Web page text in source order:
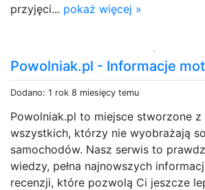
przyjęci... pokaż więcej »
Powolniak.pl - Informacje
Dodano: 1 rok 8 miesięcy temu
Powolniak.pl to miejsce stworzone z
wszystkich, którzy nie wyobrażają
samochodów. Nasz serwis to
wiedzy, pełna najnowszych
recenzji, które pozwolą Ci jeszcze